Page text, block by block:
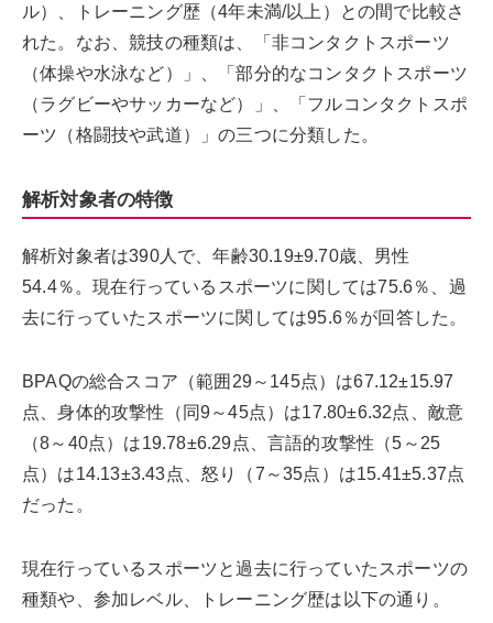
ル）、トレーニング歴（4年未満/以上）との間で比較さ
れた。なお、競技の種類は、「非コンタクトスポーツ
（体操や水泳など）」、「部分的なコンタクトスポーツ
（ラグビーやサッカーなど）」、「フルコンタクトスポ
ーツ（格闘技や武道）」の三つに分類した。
解析対象者の特徴
解析対象者は390人で、年齢30.19±9.70歳、男性
54.4％。現在行っているスポーツに関しては75.6％、過
去に行っていたスポーツに関しては95.6％が回答した。
BPAQの総合スコア（範囲29～145点）は67.12±15.97
点、身体的攻撃性（同9～45点）は17.80±6.32点、敵意
（8～40点）は19.78±6.29点、言語的攻撃性（5～25
点）は14.13±3.43点、怒り（7～35点）は15.41±5.37点
だった。
現在行っているスポーツと過去に行っていたスポーツの
種類や、参加レベル、トレーニング歴は以下の通り。